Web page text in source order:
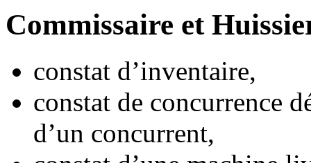
Commissaire et
constat d’inventaire,
constat de concurrence
d’un concurrent,